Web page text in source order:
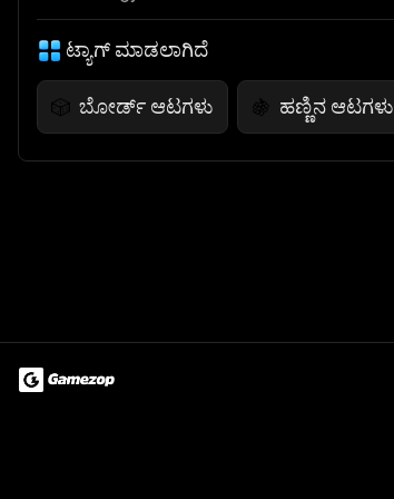
ಟ್ಯಾಗ್ ಮಾಡಲಾಗಿದೆ
🎲 ಬೋರ್ಡ್ ಆಟಗಳು 🍇 ಹಣ್ಣಿನ ಆಟಗಳು